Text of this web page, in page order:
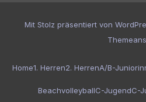
Mit Stolz präsentiert von
Home1. Herren2. HerrenA/B-
BeachvolleyballC-JugendC-